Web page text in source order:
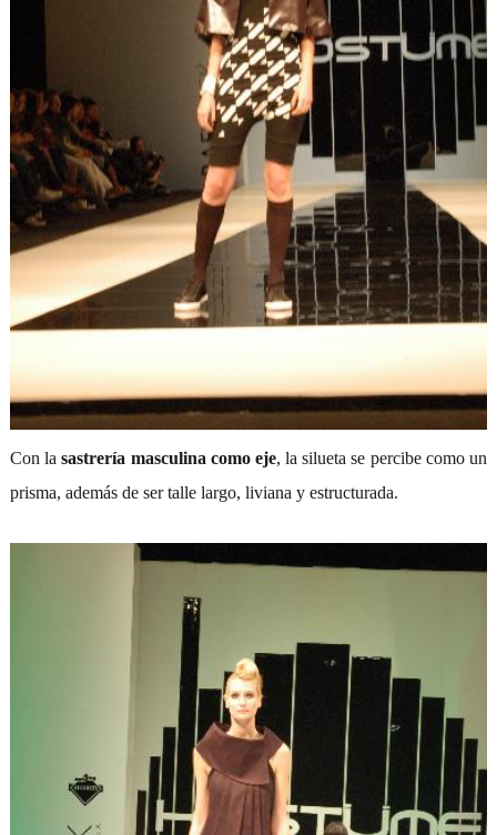
Con la sastrería masculina como eje, la silueta se percibe como un
prisma, además de ser talle largo, liviana y estructurada.